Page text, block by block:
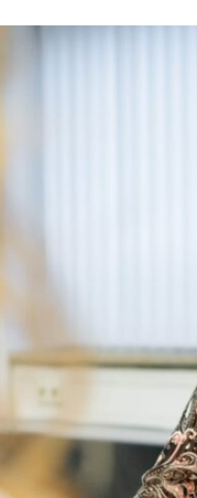
Schoonmaak
Productiewerk
Horeca